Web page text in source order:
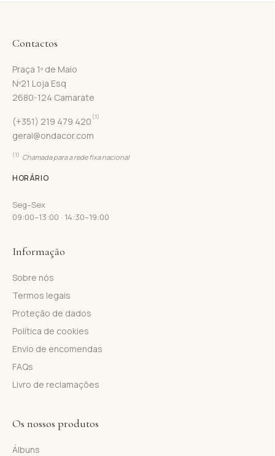
Contactos
Praça 1º de Maio
Nº21 Loja Esq
2680-124 Camarate
(+351) 219 479 420 (1)
geral@ondacor.com
(1) Chamada para a rede fixa nacional
HORÁRIO
Seg–Sex
09:00–13:00 · 14:30–19:00
Informação
Sobre nós
Termos legais
Proteção de dados
Política de cookies
Envio de encomendas
FAQs
Livro de reclamações
Os nossos produtos
Álbuns